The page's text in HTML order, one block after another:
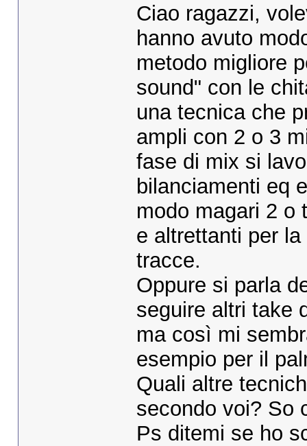
Ciao ragazzi,
hanno avuto
metodo migliore
sound" con le
una tecnica che
ampli con 2 o 3
fase di mix si
bilanciamenti eq
modo magari 2 o
e altrettanti per
tracce.
Oppure si parla
seguire altri take
ma così mi
esempio per il
Quali altre
secondo voi? So
Ps ditemi se ho